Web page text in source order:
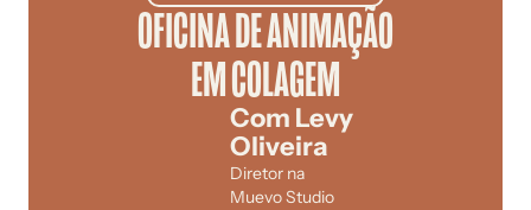
OFICINA DE ANIMAÇÃO
EM COLAGEM
Com Levy
Oliveira
Diretor na
Muevo Studio